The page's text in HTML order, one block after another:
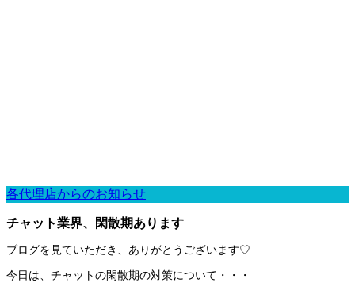
各代理店からのお知らせ
チャット業界、閑散期あります
ブログを見ていただき、ありがとうございます♡
今日は、チャットの閑散期の対策について・・・